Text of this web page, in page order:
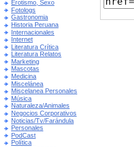
Erotismo, Sexo
Fotologs
Gastronomia
Historia Peruana
Internacionales
Internet
Literatura Crítica
Literatura Relatos
Marketing
Mascotas
Medicina
Miscelánea
Miscelanea Personales
Música
Naturaleza/Animales
Negocios Corporativos
Noticias/Tv/Farándula
Personales
PodCast
Política